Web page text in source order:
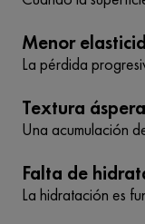
Menor
La pérdida
Textura áspera
Una acumulación
Falta de
La hidratación es